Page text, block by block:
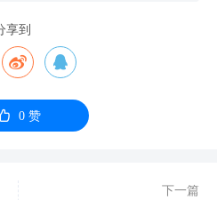
享到
 
0赞
下一篇